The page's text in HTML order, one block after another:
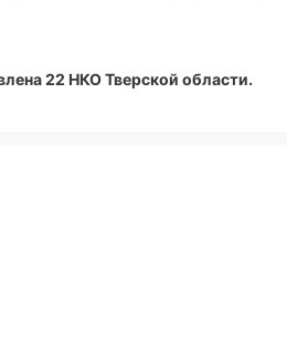
22 НКО Тверской области.